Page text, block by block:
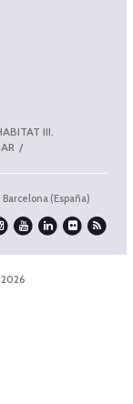
III.
(España)